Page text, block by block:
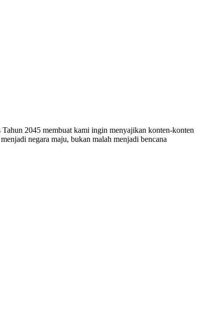
2045 membuat kami ingin menyajikan konten-konten
negara maju, bukan malah menjadi bencana